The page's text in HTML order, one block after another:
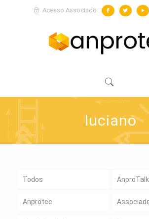
Acesso Associado
luciano
Todos
Anprotec